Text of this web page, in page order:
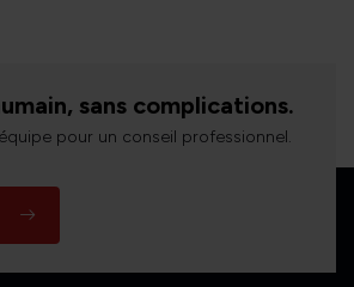
sans complications.
pour un conseil professionnel.